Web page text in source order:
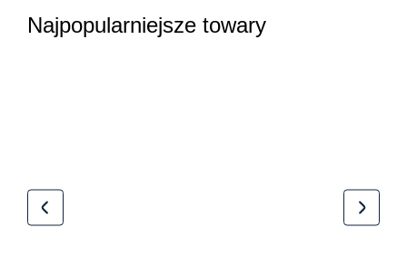
Najpopularniejsze towary